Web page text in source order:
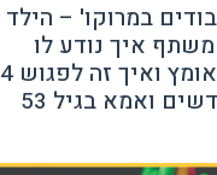
במרוקו' – הילד
איך נודע לו
שהוא מאומץ ואיך זה לפגוש 4
ואמא בגיל 53